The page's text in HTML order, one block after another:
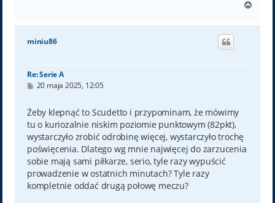
g
miniu86
Re: Serie A
P
t
20 maja 2025, 12:05
Żeby klepnąć to Scudetto i przypominam, że mówimy
tu o kuriozalnie niskim poziomie punktowym (82pkt),
wystarczyło zrobić odrobinę więcej, wystarczyło trochę
poświęcenia. Dlatego wg mnie najwięcej do zarzucenia
sobie mają sami piłkarze, serio, tyle razy wypuścić
prowadzenie w ostatnich minutach? Tyle razy
kompletnie oddać drugą połowę meczu?